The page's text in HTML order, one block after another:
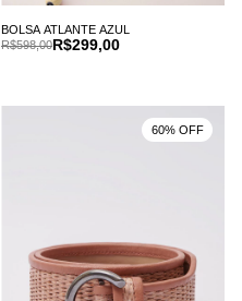
BOLSA ATLANTE AZUL
R$299,00
R$598,00
60% OFF